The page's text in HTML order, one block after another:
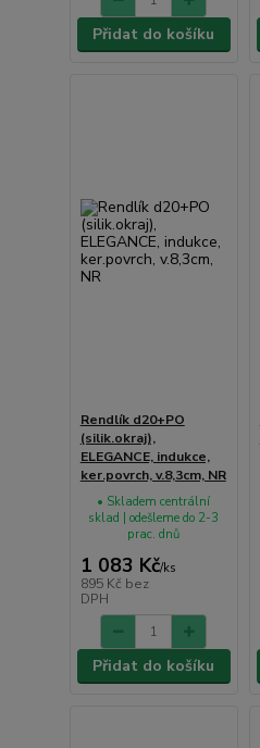
Přidat do košíku
Rendlík d20+PO
(silik.okraj),
ELEGANCE, indukce,
ker.povrch, v.8,3cm, NR
1 083 Kč/ks
895 Kč bez
DPH
• Skladem centrální
sklad | odešleme do 2-3
prac. dnů
Přidat do košíku